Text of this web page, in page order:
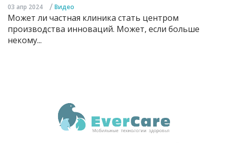
03 апр 2024 / Видео
Может ли частная клиника стать центром
производства инноваций. Может, если больше
некому...